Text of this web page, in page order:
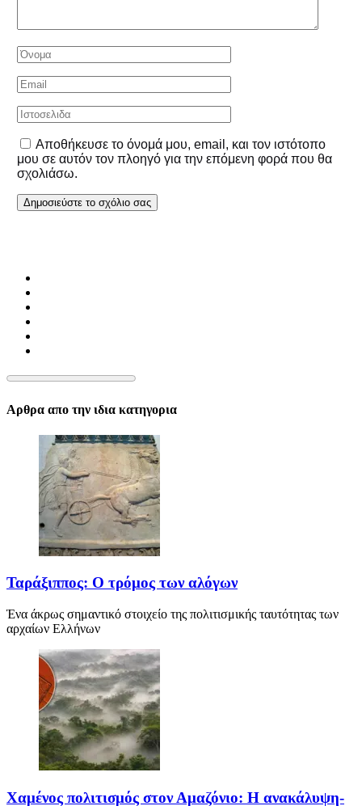
Αποθήκευσε το όνομά μου, email, και τον ιστότοπο
μου σε αυτόν τον πλοηγό για την επόμενη φορά που θα
σχολιάσω.
Αρθρα απο την ιδια κατηγορια
Ταράξιππος: Ο τρόμος των αλόγων
Ένα άκρως σημαντικό στοιχείο της πολιτισμικής ταυτότητας των
αρχαίων Ελλήνων
Χαμένος πολιτισμός στον Αμαζόνιο: Η ανακάλυψη-